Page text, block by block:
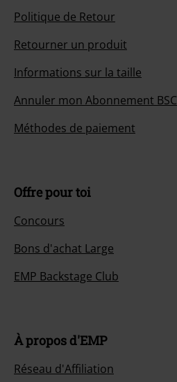
Politique de Retour
Retourner un produit
Informations sur la taille
Annuler mon Abonnement BSC
Méthodes de paiement
Offre pour toi
Concours
Bons d'achat Large
EMP Backstage Club
À propos d'EMP
Réseau d'Affiliation